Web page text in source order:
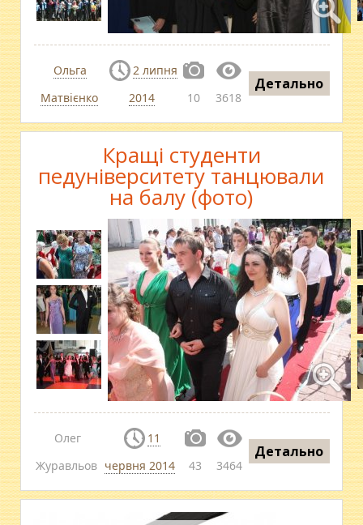
Ольга
Матвієнко
2 липня
2014
10 3618
Детально
Кращі студенти
педуніверситету танцювали
на балу (фото)
Олег
Журавльов
11
червня 2014
43 3464
Детально